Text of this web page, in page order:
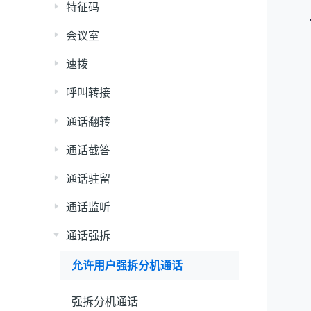
特征码
会议室
速拨
呼叫转接
通话翻转
通话截答
通话驻留
通话监听
通话强拆
允许用户强拆分机通话
强拆分机通话